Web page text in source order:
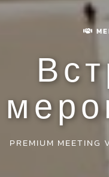
PREMIUM MEETING